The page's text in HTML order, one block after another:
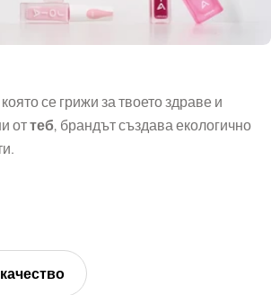
се грижи за твоето здраве и
оттеб, брандът създава екологично